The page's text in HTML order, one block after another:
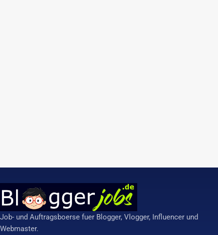
Job- und Auftragsboerse fuer Blogger, Vlogger, Influencer und
Webmaster.